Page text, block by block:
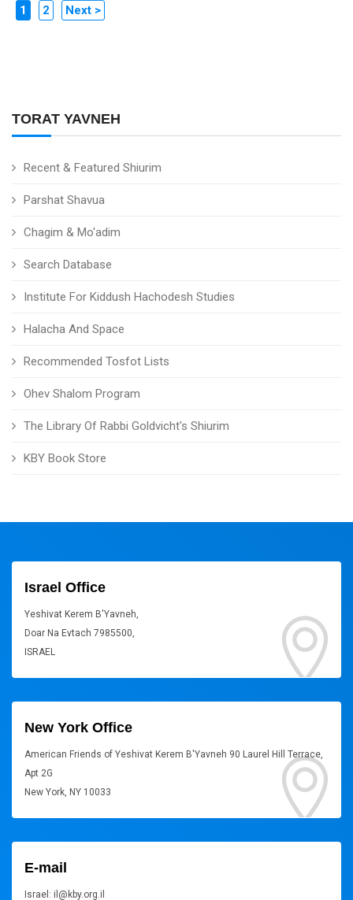
TORAT YAVNEH
Recent & Featured Shiurim
Parshat Shavua
Chagim & Mo'adim
Search Database
Institute For Kiddush Hachodesh Studies
Halacha And Space
Recommended Tosfot Lists
Ohev Shalom Program
The Library Of Rabbi Goldvicht's Shiurim
KBY Book Store
1 2 Next >
Israel Office
Yeshivat Kerem B'Yavneh,
Doar Na Evtach 7985500,
ISRAEL
New York Office
American Friends of Yeshivat Kerem B'Yavneh 90 Laurel Hill Terrace,
Apt 2G
New York, NY 10033
E-mail
Israel: il@kby.org.il